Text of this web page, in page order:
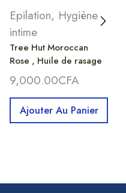
Epilation, Hygiène
intime
Tree Hut Moroccan
Rose , Huile de rasage
9,000.00CFA
Ajouter Au Panier